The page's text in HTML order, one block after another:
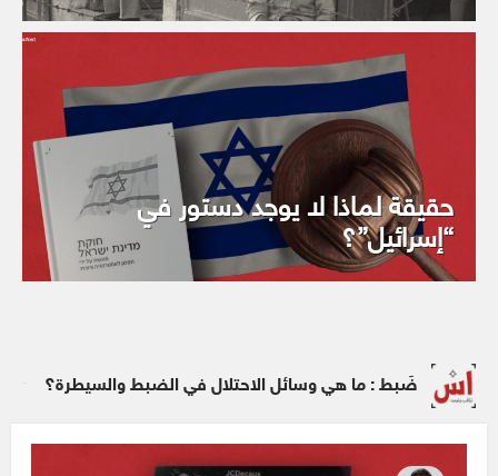
حقيقة لماذا لا يوجد دستور في
“إسرائيل”؟
ضَبط : ما هي وسائل الاحتلال في الضبط والسيطرة؟